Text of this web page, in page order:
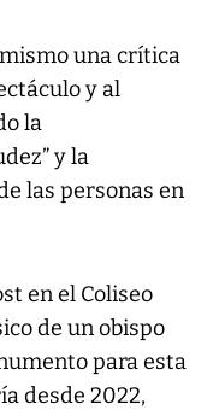
una crítica
y al
la
y la
las personas en
en el Coliseo
de un obispo
para esta
desde 2022,